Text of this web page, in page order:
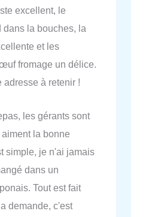
excellent, le
dans la bouches, la
et les
fromage un délice.
adresse à retenir !
les gérants sont
la bonne
simple, je n'ai jamais
dans un
Tout est fait
demande, c'est